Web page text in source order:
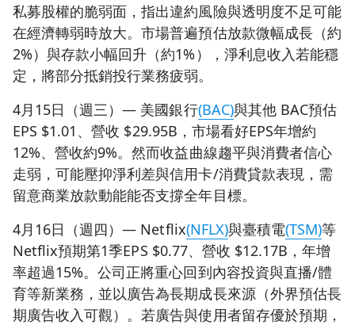
私募股權的脆弱面，指出違約風險與透明度不足可能
在經濟轉弱時放大。市場普遍預估放款微幅成長（約
2%）與存款小幅回升（約1%），淨利息收入若能穩
定，將部分抵銷投行業務疲弱。
4月15日（週三）— 美國銀行(BAC)與其他 BAC預估
EPS $1.01、營收 $29.95B，市場看好EPS年增約
12%、營收約9%。然而收益曲線趨平與消費者信心
走弱，可能壓抑淨利差與信用卡/消費貸款表現，需
留意商業放款動能能否支撐全年目標。
4月16日（週四）— Netflix(NFLX)與臺積電(TSM)等
Netflix預期第1季EPS $0.77、營收 $12.17B，年增
率超過15%。公司正將重心回到內容投資與直播/體
育等新業務，並以廣告為長期成長來源（外界預估長
期廣告收入可觀）。若廣告與使用者留存優於預期，